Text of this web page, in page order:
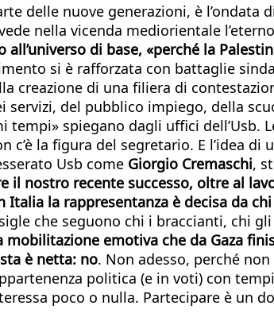
delle nuove generazioni, è
nella vicenda mediorientale
di base, «perché la
si è rafforzata con battaglie
creazione di una filiera di
del pubblico impiego, della
spiegano dagli uffici dell’Usb.
c’è la figura del segretario. E l’idea
Usb come Giorgio Cremaschi,
il nostro recente successo, oltre al
la rappresentanza è decisa da
che seguono chi i braccianti, chi
emotiva che da Gaza
è netta: no. Non adesso, perché
politica (e in voti) con
poco o nulla. Partecipare è un